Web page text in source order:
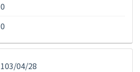
0
0
103/04/28